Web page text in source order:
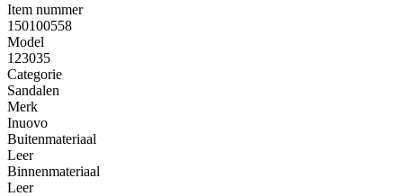
Item nummer
150100558
Model
123035
Categorie
Sandalen
Merk
Inuovo
Buitenmateriaal
Leer
Binnenmateriaal
Leer